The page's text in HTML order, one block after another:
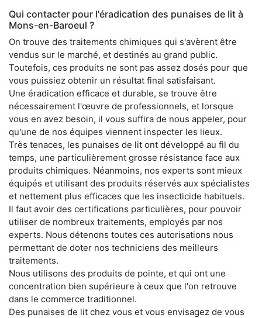
Qui contacter pour l'éradication des punaises de lit à
Mons-en-Baroeul ?
On trouve des traitements chimiques qui s'avèrent être
vendus sur le marché, et destinés au grand public.
Toutefois, ces produits ne sont pas assez dosés pour que
vous puissiez obtenir un résultat final satisfaisant.
Une éradication efficace et durable, se trouve être
nécessairement l'œuvre de professionnels, et lorsque
vous en avez besoin, il vous suffira de nous appeler, pour
qu'une de nos équipes viennent inspecter les lieux.
Très tenaces, les punaises de lit ont développé au fil du
temps, une particulièrement grosse résistance face aux
produits chimiques. Néanmoins, nos experts sont mieux
équipés et utilisant des produits réservés aux spécialistes
et nettement plus efficaces que les insecticide habituels.
Il faut avoir des certifications particulières, pour pouvoir
utiliser de nombreux traitements, employés par nos
experts. Nous détenons toutes ces autorisations nous
permettant de doter nos techniciens des meilleurs
traitements.
Nous utilisons des produits de pointe, et qui ont une
concentration bien supérieure à ceux que l'on retrouve
dans le commerce traditionnel.
Des punaises de lit chez vous et vous envisagez de vous